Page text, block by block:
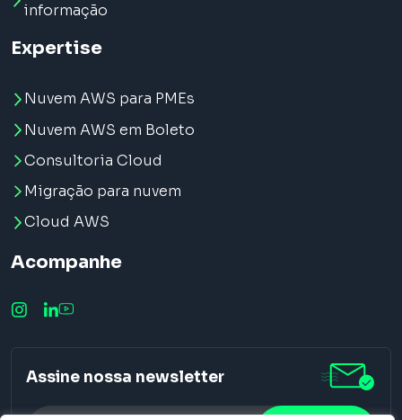
informação
Expertise
Nuvem AWS para PMEs
Nuvem AWS em Boleto
Consultoria Cloud
Migração para nuvem
Cloud AWS
Acompanhe
Assine nossa newsletter